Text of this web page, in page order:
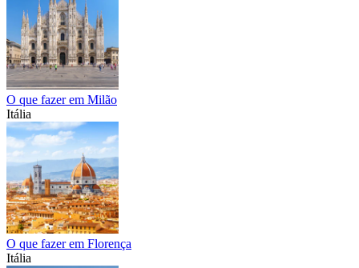
O que fazer em Milão
Itália
O que fazer em Florença
Itália